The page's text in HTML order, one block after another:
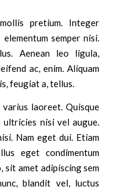
pretium. Integer
semper nisi.
Aenean leo ligula,
ac, enim. Aliquam
feugiat a, tellus.
laoreet. Quisque
ultricies nisi vel augue.
Nam eget dui. Etiam
eget condimentum
sit amet adipiscing sem
blandit vel, luctus